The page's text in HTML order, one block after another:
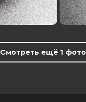
Смотреть ещё 1